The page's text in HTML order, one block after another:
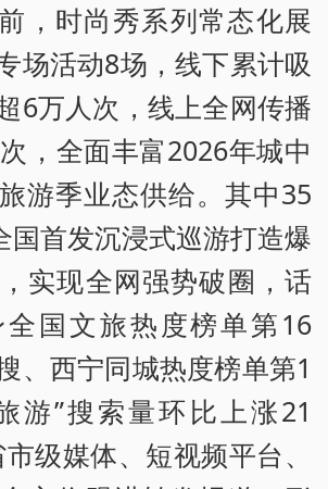
，时尚秀系列常态化展
场活动8场，线下累计吸
6万人次，线上全网传播
，全面丰富2026年城中
游季业态供给。其中35
国首发沉浸式巡游打造爆
实现全网强势破圈，话
国文旅热度榜单第16
、西宁同城热度榜单第1
游”搜索量环比上涨21
级媒体、短视频平台、